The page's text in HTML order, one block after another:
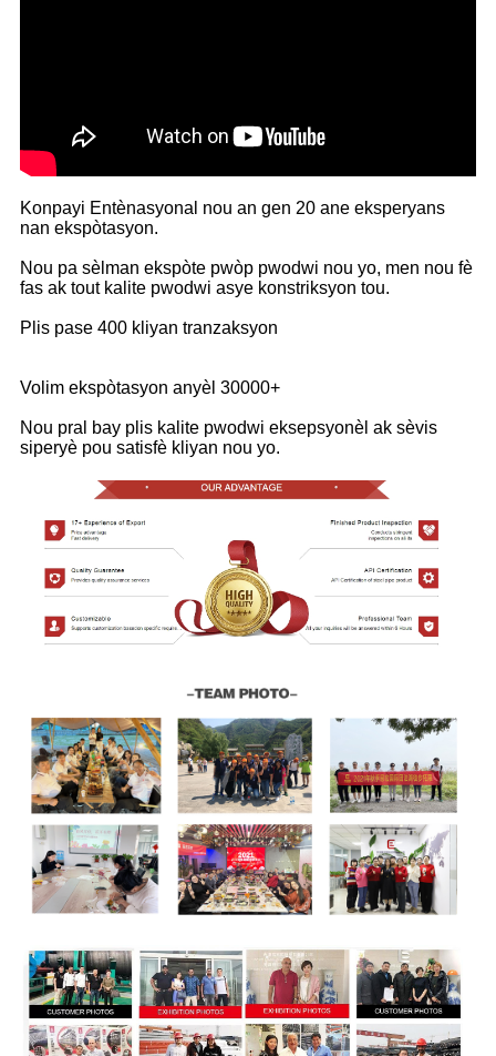
Konpayi Entènasyonal nou an gen 20 ane eksperyans
nan ekspòtasyon.
Nou pa sèlman ekspòte pwòp pwodwi nou yo, men nou fè
fas ak tout kalite pwodwi asye konstriksyon tou.
Plis pase 400 kliyan tranzaksyon
Volim ekspòtasyon anyèl 30000+
Nou pral bay plis kalite pwodwi eksepsyonèl ak sèvis
siperyè pou satisfè kliyan nou yo.